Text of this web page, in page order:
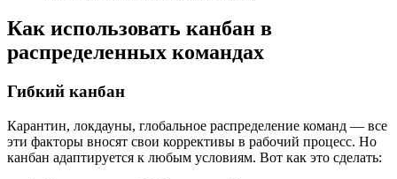
Как использовать канбан в
распределенных командах
Гибкий канбан
Карантин, локдауны, глобальное распределение команд — все
эти факторы вносят свои коррективы в рабочий процесс. Но
канбан адаптируется к любым условиям. Вот как это сделать: